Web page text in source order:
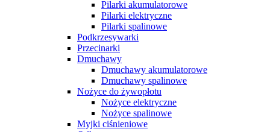
Pilarki akumulatorowe
Pilarki elektryczne
Pilarki spalinowe
Podkrzesywarki
Przecinarki
Dmuchawy
Dmuchawy akumulatorowe
Dmuchawy spalinowe
Nożyce do żywopłotu
Nożyce elektryczne
Nożyce spalinowe
Myjki ciśnieniowe